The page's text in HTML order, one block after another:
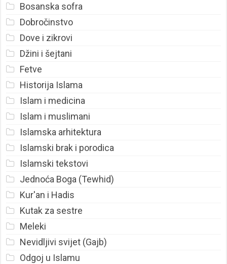
Bosanska sofra
Dobročinstvo
Dove i zikrovi
Džini i šejtani
Fetve
Historija Islama
Islam i medicina
Islam i muslimani
Islamska arhitektura
Islamski brak i porodica
Islamski tekstovi
Jednoća Boga (Tewhid)
Kur'an i Hadis
Kutak za sestre
Meleki
Nevidljivi svijet (Gajb)
Odgoj u Islamu